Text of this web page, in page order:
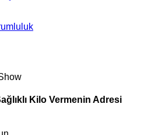
Kilo Vermenin Adresi